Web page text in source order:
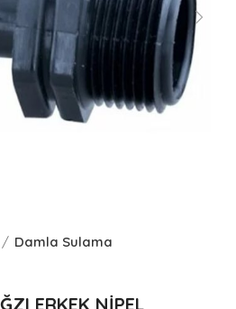
Damla Sulama
ERKEK NİPEL